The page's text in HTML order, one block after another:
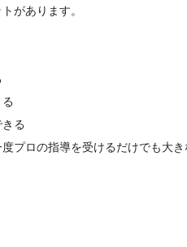
があります。
る
プロの指導を受けるだけでも大き